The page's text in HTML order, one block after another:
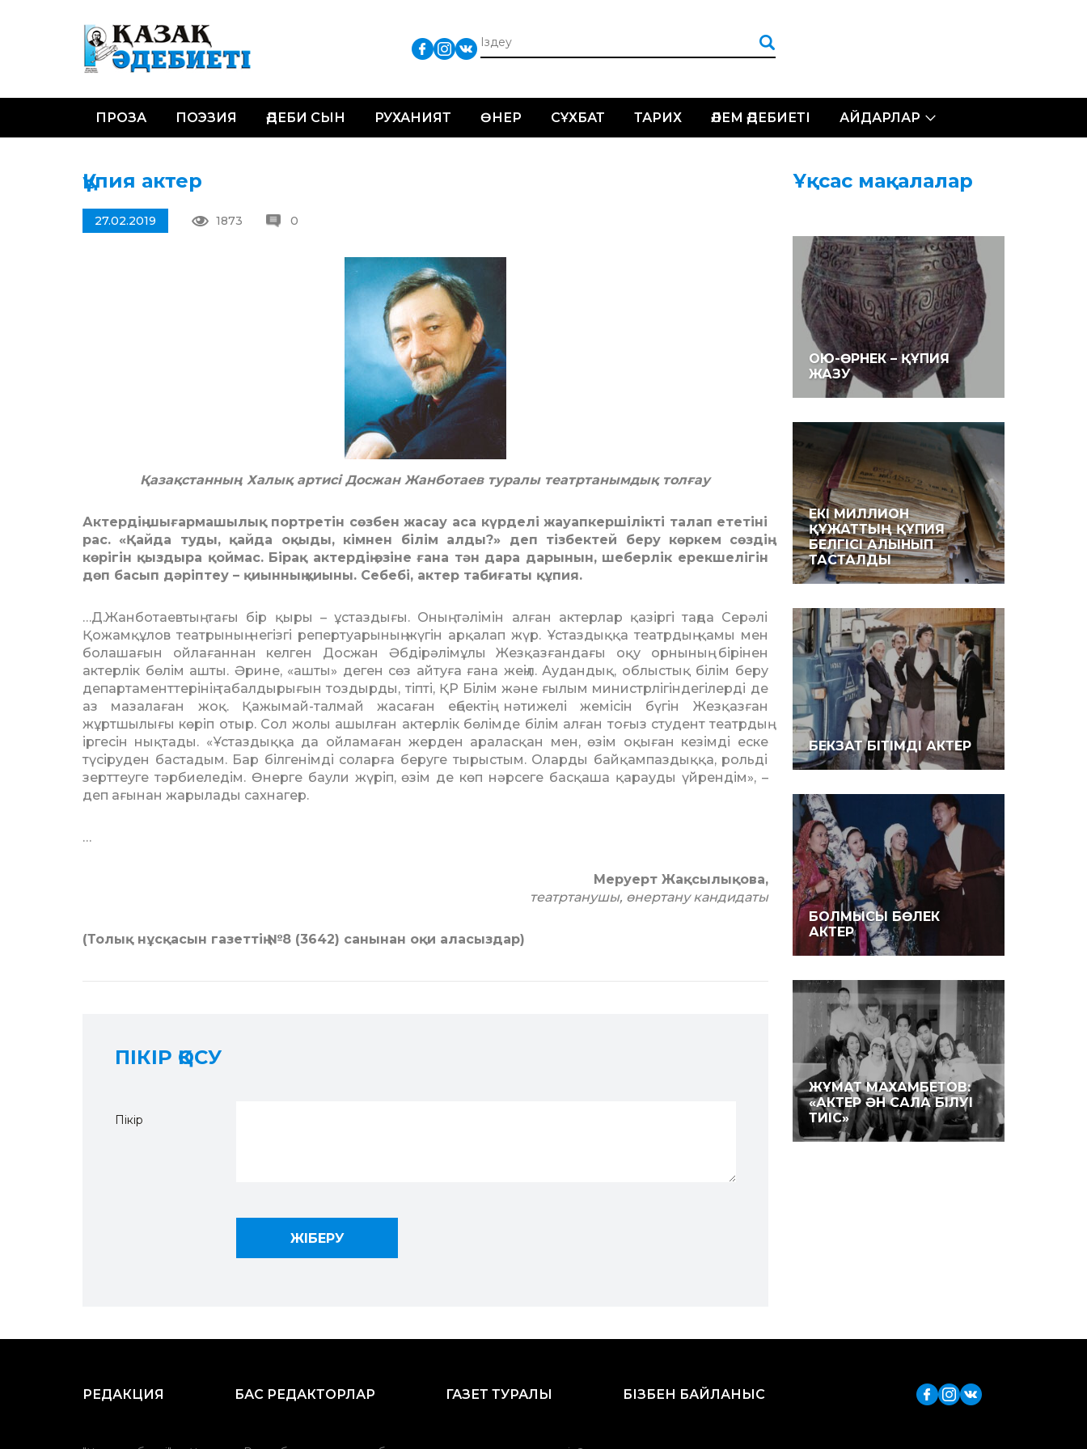
ПРОЗА ПОЭЗИЯ ӘДЕБИ СЫН РУХАНИЯТ ӨНЕР СҰХБАТ ТАРИХ ӘЛЕМ ӘДЕБИЕТІ АЙДАРЛАР
Құпия актер
27.02.2019 1873 0
Қазақстанның Халық артисі Досжан Жанботаев туралы театртанымдық толғау
Актердің шығармашылық портретін сөзбен жасау аса күрделі жауапкершілікті талап ететіні
рас. «Қайда туды, қайда оқыды, кімнен білім алды?» деп тізбектей беру көркем сөздің
көрігін қыздыра қоймас. Бірақ актердің өзіне ғана тән дара дарынын, шеберлік ерекшелігін
дөп басып дәріптеу – қиынның қиыны. Себебі, актер табиғаты құпия.
…Д.Жанботаевтың тағы бір қыры – ұстаздығы. Оның тәлімін алған актерлар қазіргі таңда Серәлі
Қожамқұлов театрының негізгі репертуарының жүгін арқалап жүр. Ұстаздыққа театрдың қамы мен
болашағын ойлағаннан келген Досжан Әбдірәлімұлы Жезқазғандағы оқу орнының бірінен
актерлік бөлім ашты. Әрине, «ашты» деген сөз айтуға ғана жеңіл. Аудандық, облыстық білім беру
департаменттерінің табалдырығын тоздырды, тіпті, ҚР Білім және ғылым министрлігіндегілерді де
аз мазалаған жоқ. Қажымай-талмай жасаған еңбектің нәтижелі жемісін бүгін Жезқазған
жұртшылығы көріп отыр. Сол жолы ашылған актерлік бөлімде білім алған тоғыз студент театрдың
іргесін нықтады. «Ұстаздыққа да ойламаған жерден араласқан мен, өзім оқыған кезімді еске
түсіруден бастадым. Бар білгенімді соларға беруге тырыстым. Оларды байқампаздыққа, рольді
зерттеуге тәрбиеледім. Өнерге баули жүріп, өзім де көп нәрсеге басқаша қарауды үйрендім», –
деп ағынан жарылады сахнагер.
…
Меруерт Жақсылықова,
театртанушы, өнертану кандидаты
(Толық нұсқасын газеттің №8 (3642) санынан оқи аласыздар)
ПІКІР ҚОСУ
Пікір
Ұқсас мақалалар
ОЮ-ӨРНЕК – ҚҰПИЯ
ЖАЗУ
ЕКІ МИЛЛИОН
ҚҰЖАТТЫҢ ҚҰПИЯ
БЕЛГІСІ АЛЫНЫП
ТАСТАЛДЫ
БЕКЗАТ БІТІМДІ АКТЕР
БОЛМЫСЫ БӨЛЕК
АКТЕР
ЖҰМАТ МАХАМБЕТОВ:
«АКТЕР ӘН САЛА БІЛУІ
ТИІС»
РЕДАКЦИЯ БАС РЕДАКТОРЛАР ГАЗЕТ ТУРАЛЫ БІЗБЕН БАЙЛАНЫС